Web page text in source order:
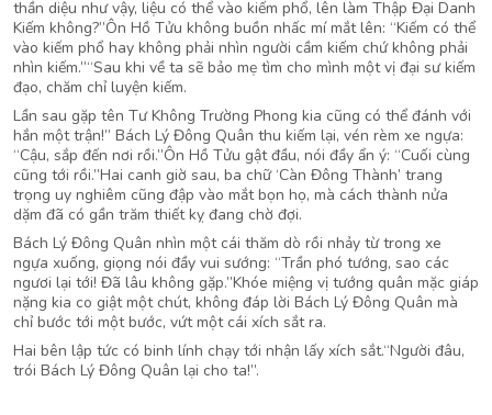
thần diệu như vậy, liệu có thể vào kiếm phổ, lên làm Thập Đại Danh
Kiếm không?”Ôn Hồ Tửu không buồn nhấc mí mắt lên: “Kiếm có thể
vào kiếm phổ hay không phải nhìn người cầm kiếm chứ không phải
nhìn kiếm.”“Sau khi về ta sẽ bảo mẹ tìm cho mình một vị đại sư kiếm
đạo, chăm chỉ luyện kiếm.
Lần sau gặp tên Tư Không Trường Phong kia cũng có thể đánh với
hắn một trận!” Bách Lý Đông Quân thu kiếm lại, vén rèm xe ngựa:
“Cậu, sắp đến nơi rồi.”Ôn Hồ Tửu gật đầu, nói đầy ẩn ý: “Cuối cùng
cũng tới rồi.”Hai canh giờ sau, ba chữ ‘Càn Đông Thành’ trang
trọng uy nghiêm cũng đập vào mắt bọn họ, mà cách thành nửa
dặm đã có gần trăm thiết kỵ đang chờ đợi.
Bách Lý Đông Quân nhìn một cái thăm dò rồi nhảy từ trong xe
ngựa xuống, giọng nói đầy vui sướng: “Trần phó tướng, sao các
ngươi lại tới! Đã lâu không gặp.”Khóe miệng vị tướng quân mặc giáp
nặng kia co giật một chút, không đáp lời Bách Lý Đông Quân mà
chỉ bước tới một bước, vứt một cái xích sắt ra.
Hai bên lập tức có binh lính chạy tới nhận lấy xích sắt.“Người đâu,
trói Bách Lý Đông Quân lại cho ta!”.